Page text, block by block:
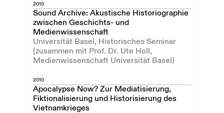
2010
Sound Archive: Akustische Historiographie
zwischen Geschichts- und
Medienwissenschaft
Universität Basel, Historisches Seminar
(zusammen mit Prof. Dr. Ute Holl,
Medienwissenschaft Universität Basel)
2010
Apocalypse Now? Zur Mediatisierung,
Fiktionalisierung und Historisierung des
Vietnamkrieges